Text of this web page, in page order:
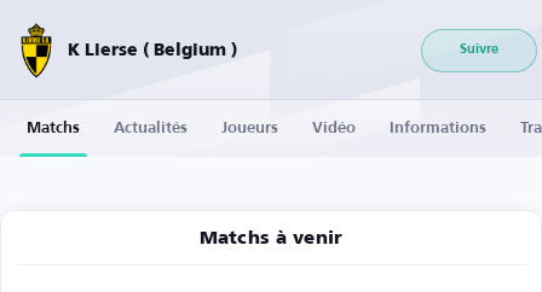
K Lierse ( Belgium ) Suivre
Matchs Actualités Joueurs Vidéo Informations
Matchs à venir